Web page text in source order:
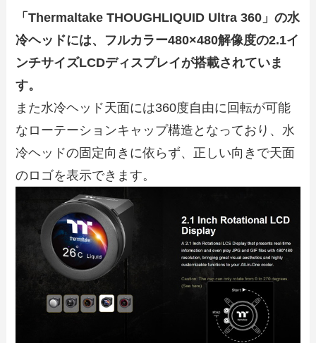
「Thermaltake THOUGHLIQUID Ultra 360」の水
冷ヘッドには、フルカラー480×480解像度の2.1イ
ンチサイズLCDディスプレイが搭載されていま
す。
また水冷ヘッド天面には360度自由に回転が可能
なローテーションキャップ構造となっており、水
冷ヘッドの固定向きに依らず、正しい向きで天面
のロゴを表示できます。